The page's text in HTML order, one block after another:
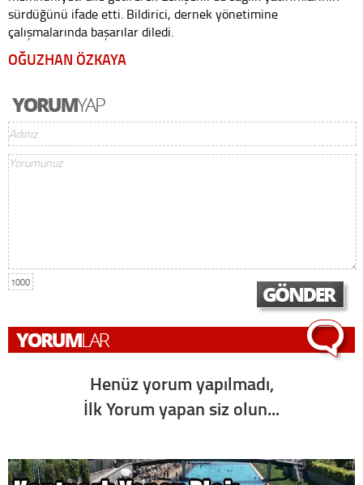
sürdüğünü ifade etti. Bildirici, dernek yönetimine
çalışmalarında başarılar diledi.
OĞUZHAN ÖZKAYA
1000
Henüz yorum yapılmadı,
İlk Yorum yapan siz olun...